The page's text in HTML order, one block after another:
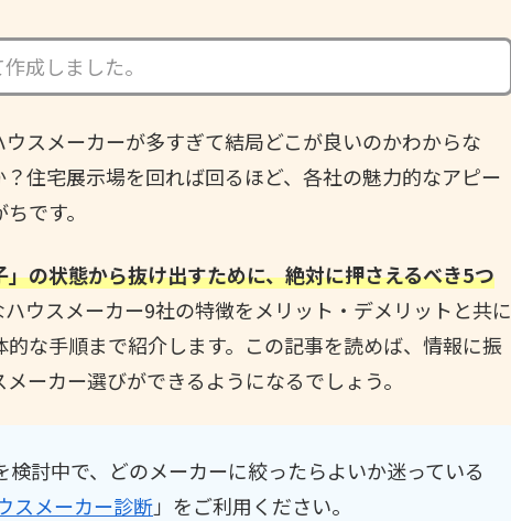
成しました。
スメーカーが多すぎて結局どこが良いのかわからな
住宅展示場を回れば回るほど、各社の魅力的なアピー
です。
の状態から抜け出すために、絶対に押さえるべき5つ
ウスメーカー9社の特徴をメリット・デメリットと共に
な手順まで紹介します。この記事を読めば、情報に振
ーカー選びができるようになるでしょう。
討中で、どのメーカーに絞ったらよいか迷っている
スメーカー診断」をご利用ください。